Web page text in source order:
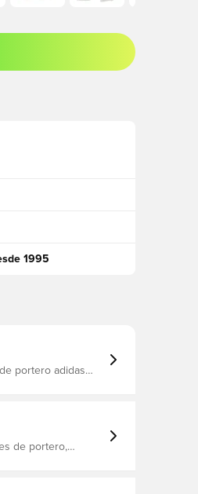
como miembro
1995
portero adidas
para
y comodidad.
poliuretano
de portero,